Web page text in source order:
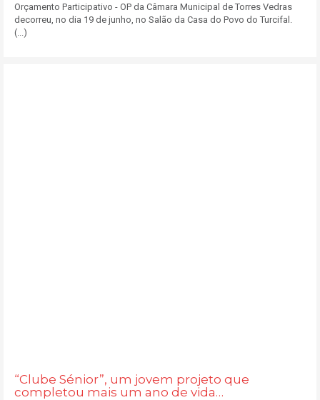
Orçamento Participativo - OP da Câmara Municipal de Torres Vedras
decorreu, no dia 19 de junho, no Salão da Casa do Povo do Turcifal.
(...)
“Clube Sénior”, um jovem projeto que
completou mais um ano de vida…